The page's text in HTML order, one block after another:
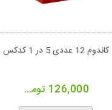
کاندوم 12 عددی 5 در 1 کدکس
126,000 تومان